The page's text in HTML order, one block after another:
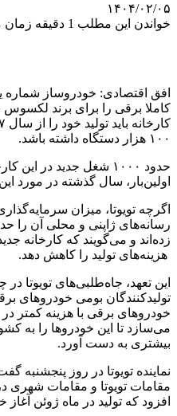
۱۴۰۴/۰۲/۰۵
خواندن این مطلب 1 دقیقه زمان میبرد
افق اقتصادی: خودروساز
کاملا برقی را برای برند لکسوس
۱۰۰ هزار دستگاه داشته باشد.
حدود ۱۰۰۰ شغل جدید در
اولین‌بار، سال گذشته در مورد
اگرچه تویوتا، میزان
رسانه‌های ژاپنی و محلی آن را
هزینه‌های تولید را کاهش دهد.
این تعهد، جاه‌طلبی‌های تویوتا
تولیدکنندگان بومی خودروهای
خودروهای برقی با هزینه کمتر در
می‌سازد تا این خودروها را به
بیشتری به دست آورد.
نماینده تویوتا در روز پنجشنبه
مقامات تویوتا و مقامات شهری
افزود که تولید در ماه ژوئن آغاز